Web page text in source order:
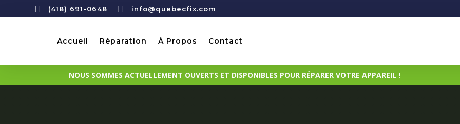
 (418) 691-0648  info@quebecfix.com
Accueil Réparation À Propos Contact
NOUS SOMMES ACTUELLEMENT OUVERTS ET DISPONIBLES POUR RÉPARER VOTRE APPAREIL !